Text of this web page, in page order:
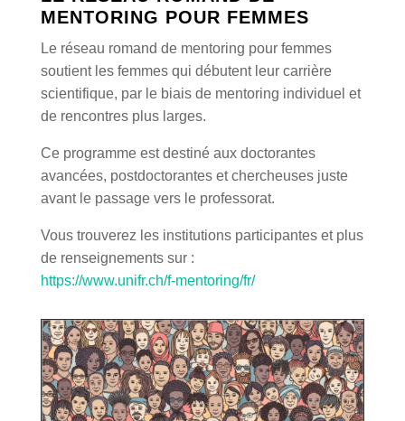
MENTORING POUR FEMMES
Le réseau romand de mentoring pour femmes
soutient les femmes qui débutent leur carrière
scientifique, par le biais de mentoring individuel et
de rencontres plus larges.
Ce programme est destiné aux doctorantes
avancées, postdoctorantes et chercheuses juste
avant le passage vers le professorat.
Vous trouverez les institutions participantes et plus
de renseignements sur :
https://www.unifr.ch/f-mentoring/fr/